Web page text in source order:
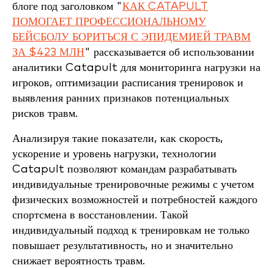
блоге под заголовком "КАК CATAPULT
ПОМОГАЕТ ПРОФЕССИОНАЛЬНОМУ
БЕЙСБОЛУ БОРИТЬСЯ С ЭПИДЕМИЕЙ ТРАВМ
ЗА $423 МЛН" рассказывается об использовании
аналитики Catapult для мониторинга нагрузки на
игроков, оптимизации расписания тренировок и
выявления ранних признаков потенциальных
рисков травм.
Анализируя такие показатели, как скорость,
ускорение и уровень нагрузки, технологии
Catapult позволяют командам разрабатывать
индивидуальные тренировочные режимы с учетом
физических возможностей и потребностей каждого
спортсмена в восстановлении. Такой
индивидуальный подход к тренировкам не только
повышает результативность, но и значительно
снижает вероятность травм.